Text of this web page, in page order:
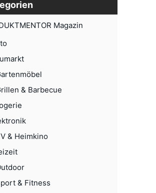
Magazin
& Barbecue
& Heimkino
& Fitness